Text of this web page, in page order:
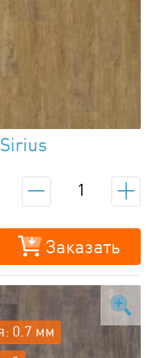
Заказать
0.7 мм